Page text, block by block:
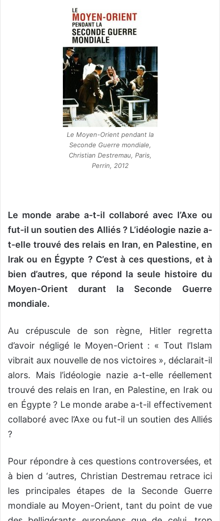
Le Moyen-Orient pendant la
Seconde Guerre mondiale,
Christian Destremau, Paris,
Perrin, 2012
Le monde arabe a-t-il collaboré avec l’Axe ou
fut-il un soutien des Alliés ? L’idéologie nazie a-
t-elle trouvé des relais en Iran, en Palestine, en
Irak ou en Égypte ? C’est à ces questions, et à
bien d’autres, que répond la seule histoire du
Moyen-Orient durant la Seconde Guerre
mondiale.
Au crépuscule de son règne, Hitler regretta
d’avoir négligé le Moyen-Orient : « Tout l’Islam
vibrait aux nouvelle de nos victoires », déclarait-il
alors. Mais l’idéologie nazie a-t-elle réellement
trouvé des relais en Iran, en Palestine, en Irak ou
en Égypte ? Le monde arabe a-t-il effectivement
collaboré avec l’Axe ou fut-il un soutien des Alliés
?
Pour répondre à ces questions controversées, et
à bien d ‘autres, Christian Destremau retrace ici
les principales étapes de la Seconde Guerre
mondiale au Moyen-Orient, tant du point de vue